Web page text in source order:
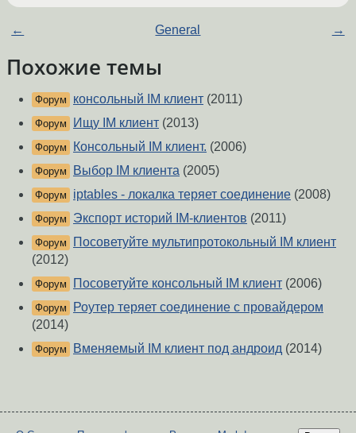
← General →
Похожие темы
Форум консольный IM клиент (2011)
Форум Ищу IM клиент (2013)
Форум Консольный IM клиент. (2006)
Форум Выбор IM клиента (2005)
Форум iptables - локалка теряет соединение (2008)
Форум Экспорт историй IM-клиентов (2011)
Форум
Посоветуйте мультипротокольный IM клиент
(2012)
Форум Посоветуйте консольный IM клиент (2006)
Форум
Роутер теряет соединение с провайдером
(2014)
Форум Вменяемый IM клиент под андроид (2014)